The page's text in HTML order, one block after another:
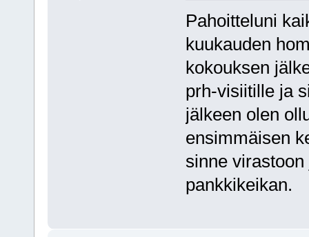
Pahoitteluni
kuukauden
kokouksen
prh-visiitille ja
jälkeen olen
ensimmäisen
sinne
pankkikeikan.